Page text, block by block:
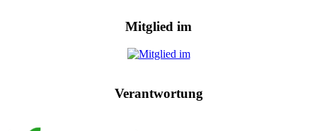
Mitglied im
Verantwortung